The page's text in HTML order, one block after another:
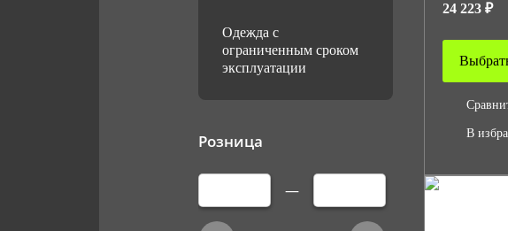
Одежда с
ограниченным сроком
эксплуатации
Розница
—
24 223 ₽
В